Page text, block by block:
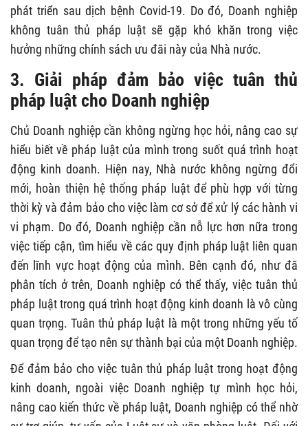
phát triển sau dịch bệnh Covid-19. Do đó, Doanh nghiệp
không tuân thủ pháp luật sẽ gặp khó khăn trong việc
hưởng những chính sách ưu đãi này của Nhà nước.
3. Giải pháp đảm bảo việc tuân thủ
pháp luật cho Doanh nghiệp
Chủ Doanh nghiệp cần không ngừng học hỏi, nâng cao sự
hiểu biết về pháp luật của mình trong suốt quá trình hoạt
động kinh doanh. Hiện nay, Nhà nước không ngừng đổi
mới, hoàn thiện hệ thống pháp luật để phù hợp với từng
thời kỳ và đảm bảo cho việc làm cơ sở để xử lý các hành vi
vi phạm. Do đó, Doanh nghiệp cần nỗ lực hơn nữa trong
việc tiếp cận, tìm hiểu về các quy định pháp luật liên quan
đến lĩnh vực hoạt động của mình. Bên cạnh đó, như đã
phân tích ở trên, Doanh nghiệp có thể thấy, việc tuân thủ
pháp luật trong quá trình hoạt động kinh doanh là vô cùng
quan trọng. Tuân thủ pháp luật là một trong những yếu tố
quan trọng để tạo nên sự thành bại của một Doanh nghiệp.
Để đảm bảo cho việc tuân thủ pháp luật trong hoạt động
kinh doanh, ngoài việc Doanh nghiệp tự mình học hỏi,
nâng cao kiến thức về pháp luật, Doanh nghiệp có thể nhờ